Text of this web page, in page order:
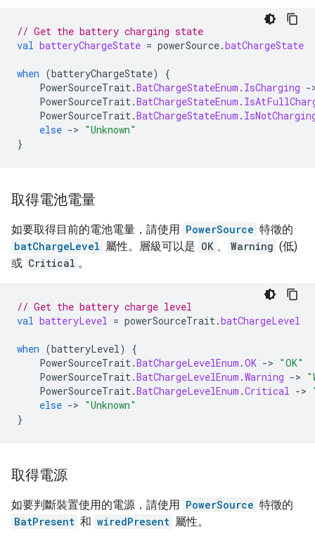
// Get the battery charging state
val batteryChargeState = powerSource.batChargeState
when (batteryChargeState)
{
PowerSourceTrait.BatChargeStateEnum . IsCharging -
PowerSourceTrait.BatChargeStateEnum .
PowerSourceTrait.BatChargeStateEnum .
else -> "Unknown"
}
取得電池電量
如要取得目前的電池電量，請使用 PowerSource 特徵的
batChargeLevel 屬性。層級可以是 OK 、 Warning (低)
或 Critical 。
// Get the battery charge level
val batteryLevel = powerSourceTrait.batChargeLevel
when (batteryLevel)
{
PowerSourceTrait.BatChargeLevelEnum .OK -> "OK"
PowerSourceTrait.BatChargeLevelEnum .Warning ->
PowerSourceTrait.BatChargeLevelEnum .Critical ->
else -> "Unknown"
}
取得電源
如要判斷裝置使用的電源，請使用 PowerSource 特徵的
BatPresent 和 wiredPresent 屬性。